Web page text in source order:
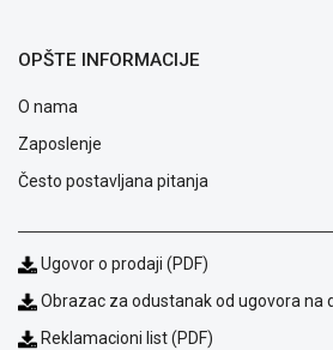
Blog
Način
OPŠTE INFORMACIJE
O nama
Zaposlenje
Često postavljana pitanja
Ugovor o prodaji (PDF)
Obrazac za odustanak od ugovora na
Reklamacioni list (PDF)